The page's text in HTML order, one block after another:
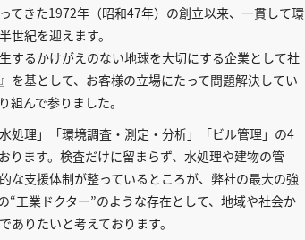
てきた1972年（昭和47年）の創立以来、一貫して環
世紀を迎えます。
するかけがえのない地球を大切にする企業として社
を基として、お客様の立場にたって問題解決してい
組んで参りました。
処理」「環境調査・測定・分析」「ビル管理」の4
ります。検査だけに留まらず、水処理や建物の管
な支援体制が整っているところが、弊社の最大の強
“工業ドクター”のような存在として、地域や社会か
ありたいと考えております。